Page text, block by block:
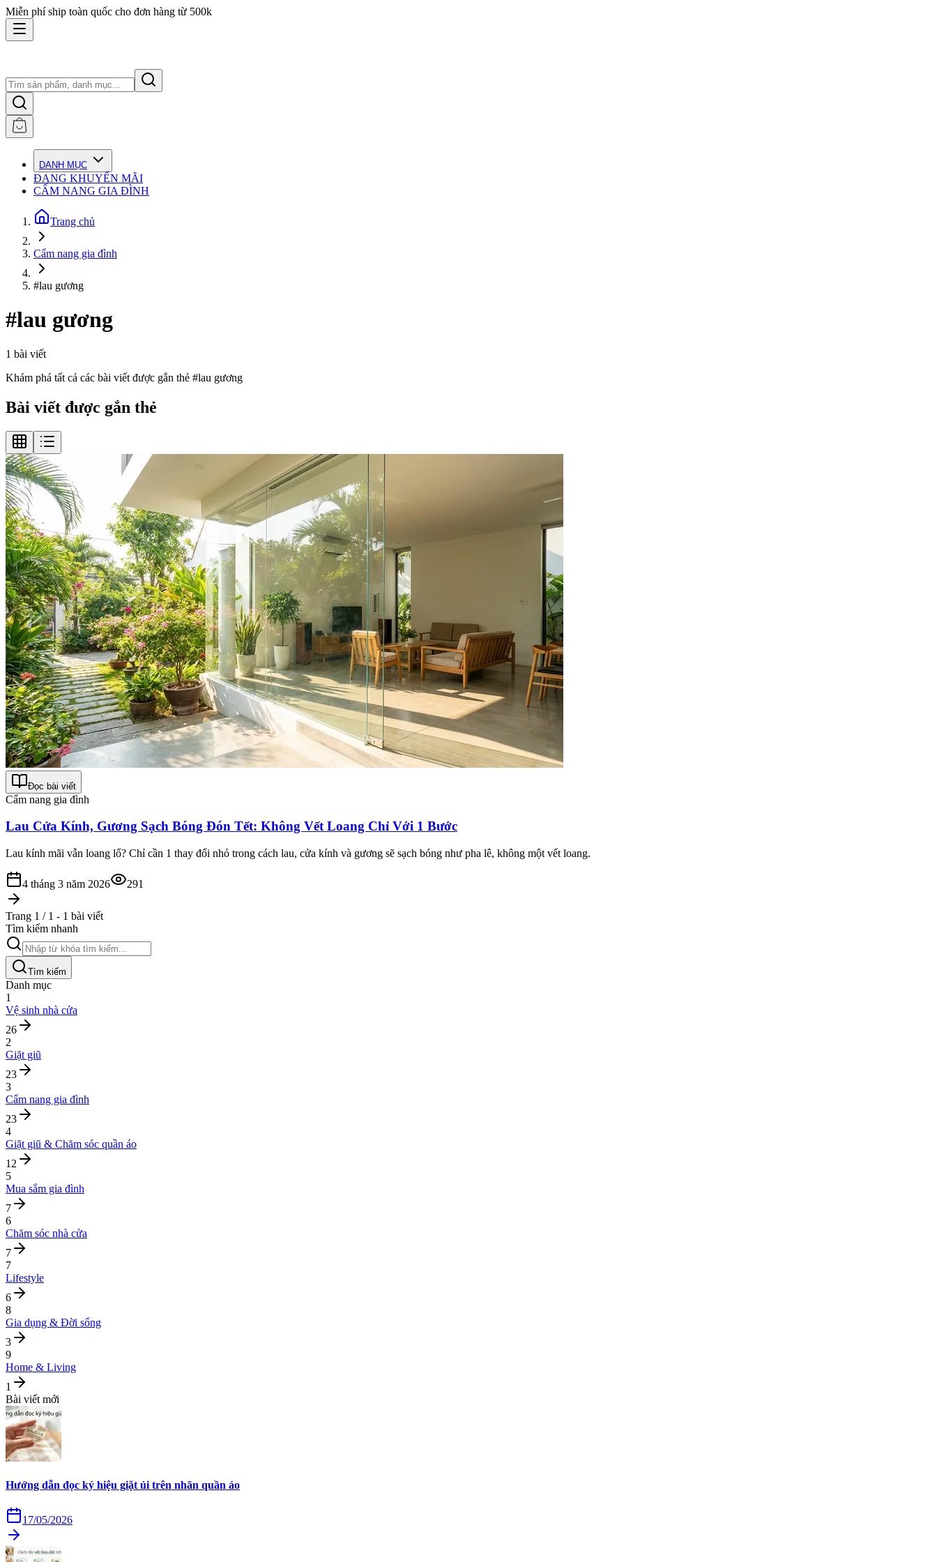
Miễn phí ship toàn quốc cho đơn hàng từ 500k
DANH MỤC
ĐANG KHUYẾN MÃI
CẨM NANG GIA ĐÌNH
Trang chủ
Cẩm nang gia đình
#lau gương
#lau gương
1 bài viết
Khám phá tất cả các bài viết được gắn thẻ #lau gương
Bài viết được gắn thẻ
Đọc bài viết
Cẩm nang gia đình
Lau Cửa Kính, Gương Sạch Bóng Đón Tết: Không Vết Loang Chỉ Với 1 Bước
Lau kính mãi vẫn loang lổ? Chỉ cần 1 thay đổi nhỏ trong cách lau, cửa kính và gương sẽ sạch bóng như pha lê, không một vết loang.
4 tháng 3 năm 2026 291
Trang 1 / 1 - 1 bài viết
Tìm kiếm nhanh
Tìm kiếm
Danh mục
1
Vệ sinh nhà cửa
26
2
Giặt giũ
23
3
Cẩm nang gia đình
23
4
Giặt giũ & Chăm sóc quần áo
12
5
Mua sắm gia đình
7
6
Chăm sóc nhà cửa
7
7
Lifestyle
6
8
Gia dụng & Đời sống
3
9
Home & Living
1
Bài viết mới
Hướng dẫn đọc ký hiệu giặt ủi trên nhãn quần áo
17/05/2026